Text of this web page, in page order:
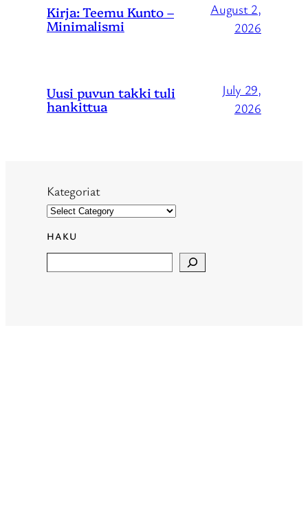
Kirja: Teemu Kunto –
Minimalismi
August 2,
2026
Uusi puvun takki tuli
hankittua
July 29,
2026
Kategoriat
HAKU